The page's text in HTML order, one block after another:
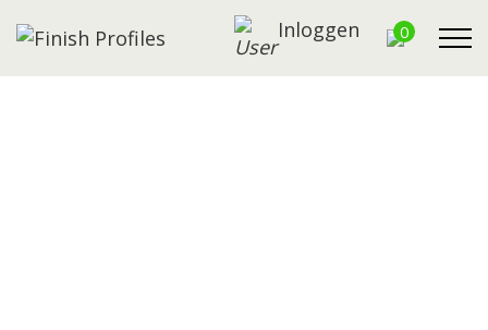
Inloggen 0